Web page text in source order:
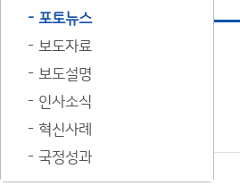
포토뉴스
보도자료
보도설명
인사소식
혁신사례
국정성과